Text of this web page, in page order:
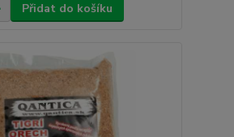
Přidat do košíku